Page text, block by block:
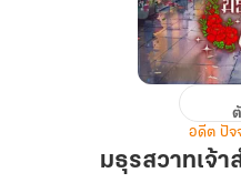
มธุรส
เจ้า
อดีต ปัจ
มธุรสวาทเจ้า